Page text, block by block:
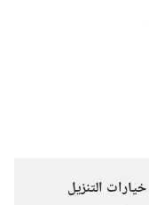
خيارات التنزيل